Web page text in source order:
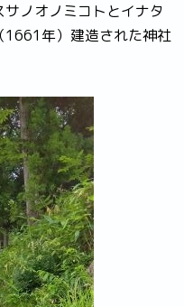
ノオノミコトとイナタ
1661年）建造された神社